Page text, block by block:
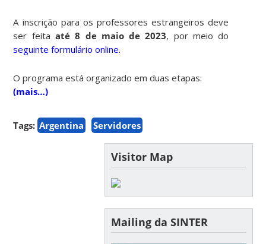
A inscrição para os professores estrangeiros deve
ser feita até 8 de maio de 2023, por meio do
seguinte formulário online.
O programa está organizado em duas etapas:
(mais…)
Tags: Argentina Servidores
Visitor Map
Mailing da SINTER